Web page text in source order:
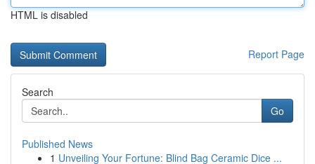
HTML is disabled
Report Page
Search
Go
Published News
1 Unveiling Your Fortune: Blind Bag Ceramic Dice ...